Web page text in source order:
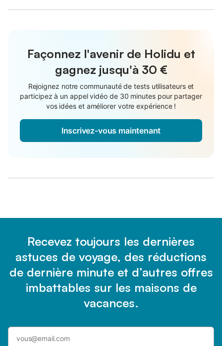
Façonnez l'avenir de Holidu et
gagnez jusqu'à 30 €
Rejoignez notre communauté de tests utilisateurs et
participez à un appel vidéo de 30 minutes pour partager
vos idées et améliorer votre expérience !
Inscrivez-vous maintenant
Recevez toujours les dernières
astuces de voyage, des réductions
de dernière minute et d’autres offres
imbattables sur les maisons de
vacances.